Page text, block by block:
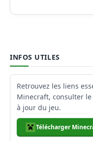
INFOS UTILES
Retrouvez les liens
Minecraft, consulter
à jour du jeu.
Télécharger